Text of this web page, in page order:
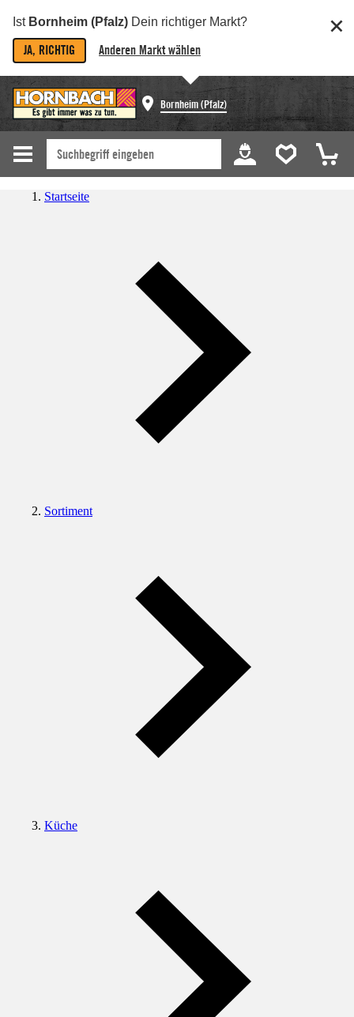
Ist Bornheim (Pfalz) Dein richtiger Markt?
JA, RICHTIG Anderen Markt wählen
Bornheim (Pfalz)
Startseite
Sortiment
Küche